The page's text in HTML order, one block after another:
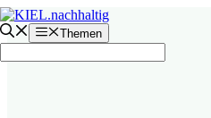
Zum
Inhalt
springen
Themen